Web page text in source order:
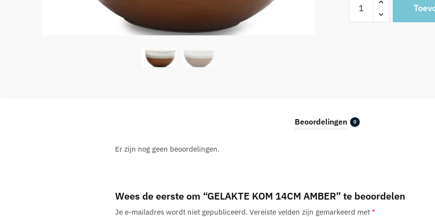
KOM
14CM
Beoordelingen 0
Er zijn nog geen beoordelingen.
Wees de eerste om “GELAKTE KOM 14CM AMBER” te beoordelen
Je e-mailadres wordt niet gepubliceerd. Vereiste velden zijn gemarkeerd met *